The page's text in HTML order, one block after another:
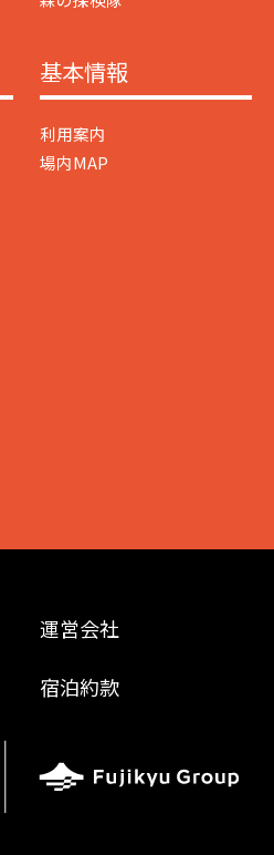
基本情報
利用案内
場内MAP
運営会社
宿泊約款